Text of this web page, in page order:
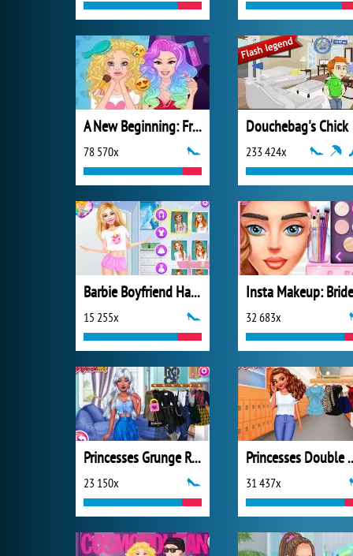
A New Beginning: From Sad To Fab
78 570x
Douchebag's Chick
233 424x
Barbie Boyfriend Hazard
15 255x
Insta Makeup: Bride
32 683x
Princesses Grunge Rockstars
23 150x 31 437x